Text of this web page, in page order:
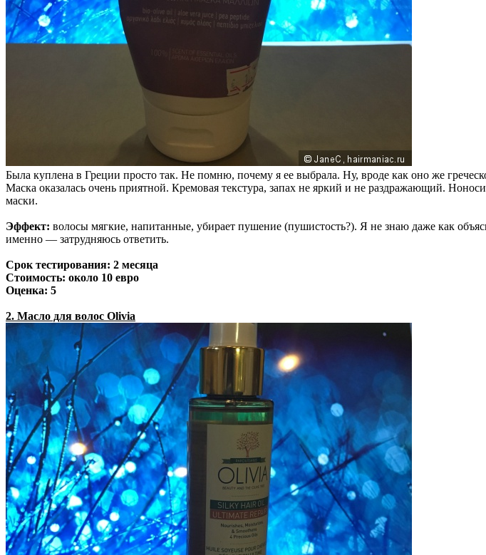
Была куплена в Греции просто так. Не помню, почему я ее выбрала. Ну, вроде как оно же
Маска оказалась очень приятной. Кремовая текстура, запах не яркий и не раздражающий.
маски.
Эффект: волосы мягкие, напитанные, убирает пушение (пушистость?). Я не знаю даже как
именно — затрудняюсь ответить.
Срок тестирования: 2 месяца
Стоимость: около 10 евро
Оценка: 5
2. Масло для волос Olivia